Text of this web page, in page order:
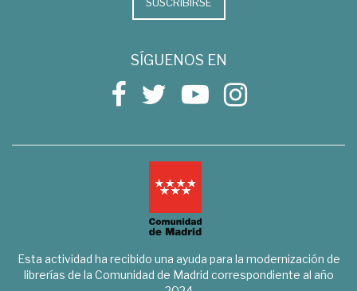
SÍGUENOS EN
Esta actividad ha recibido una ayuda para la modernización de
librerías de la Comunidad de Madrid correspondiente al año